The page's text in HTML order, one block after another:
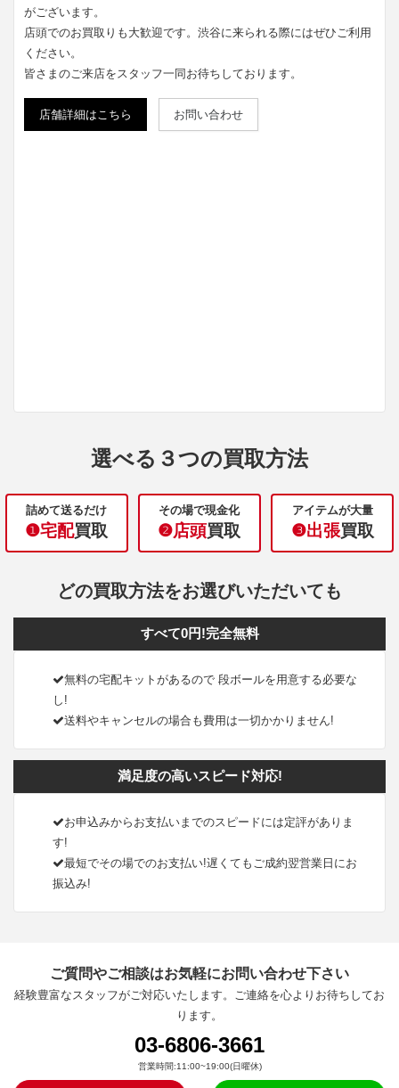
がございます。
店頭でのお買取りも大歓迎です。渋谷に来られる際にはぜひご利用
ください。
皆さまのご来店をスタッフ一同お待ちしております。
店舗詳細はこちら お問い合わせ
選べる３つの買取方法
詰めて送るだけ
❶宅配買取
その場で現金化
❷店頭買取
アイテムが大量
❸出張買取
どの買取方法をお選びいただいても
すべて0円!完全無料
無料の宅配キットがあるので 段ボールを用意する必要な
し!
送料やキャンセルの場合も費用は一切かかりません!
満足度の高いスピード対応!
お申込みからお支払いまでのスピードには定評がありま
す!
最短でその場でのお支払い!遅くてもご成約翌営業日にお
振込み!
ご質問やご相談はお気軽にお問い合わせ下さい
経験豊富なスタッフがご対応いたします。ご連絡を心よりお待ちしてお
ります。
03-6806-3661
営業時間:11:00~19:00(日曜休)